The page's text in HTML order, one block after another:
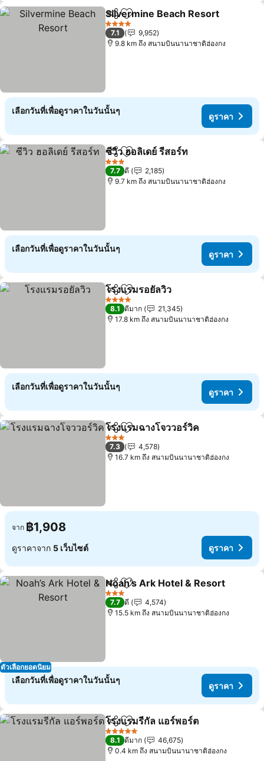
แชร์ เพิ่มในรายการโปรด
Silvermine Beach Resort
4 ดาว
7.1
9,952
9.8 km ถึง สนามบินนานาชาติฮ่องกง
เลือกวันที่เพื่อดูราคาในวันนั้นๆ
ดูราคา
แชร์ เพิ่มในรายการโปรด
ซีวิว ฮอลิเดย์ รีสอร์ท
3 ดาว
7.7 ดี
2,185
9.7 km ถึง สนามบินนานาชาติฮ่องกง
เลือกวันที่เพื่อดูราคาในวันนั้นๆ
ดูราคา
แชร์ เพิ่มในรายการโปรด
โรงแรมรอยัลวิว
4 ดาว
8.1 ดีมาก
21,345
17.8 km ถึง สนามบินนานาชาติฮ่องกง
เลือกวันที่เพื่อดูราคาในวันนั้นๆ
ดูราคา
แชร์ เพิ่มในรายการโปรด
โรงแรมฉางโจววอร์วิค
3 ดาว
7.3
4,578
16.7 km ถึง สนามบินนานาชาติฮ่องกง
จาก ฿1,908
ดูราคาจาก 5 เว็บไซต์ ดูราคา
ตัวเลือกยอดนิยม
แชร์ เพิ่มในรายการโปรด
Noah’s Ark Hotel & Resort
3 ดาว
7.7 ดี
4,574
15.5 km ถึง สนามบินนานาชาติฮ่องกง
เลือกวันที่เพื่อดูราคาในวันนั้นๆ
ดูราคา
แชร์ เพิ่มในรายการโปรด
โรงแรมรีกัล แอร์พอร์ต
5 ดาว
8.1 ดีมาก
46,675
0.4 km ถึง สนามบินนานาชาติฮ่องกง